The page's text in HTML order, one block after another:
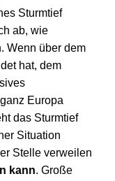
Sturmtief
ab, wie
Wenn über dem
hat, dem
Europa
das Sturmtief
Situation
Stelle verweilen
kann. Große